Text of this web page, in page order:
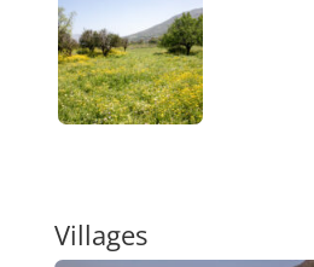
Villages